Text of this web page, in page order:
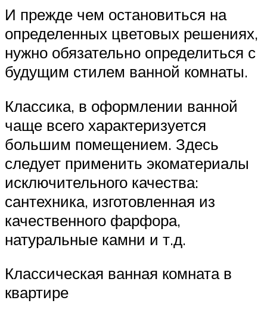
И прежде чем остановиться на
определенных цветовых решениях,
нужно обязательно определиться с
будущим стилем ванной комнаты.
Классика, в оформлении ванной
чаще всего характеризуется
большим помещением. Здесь
следует применить экоматериалы
исключительного качества:
сантехника, изготовленная из
качественного фарфора,
натуральные камни и т.д.
Классическая ванная комната в
квартире